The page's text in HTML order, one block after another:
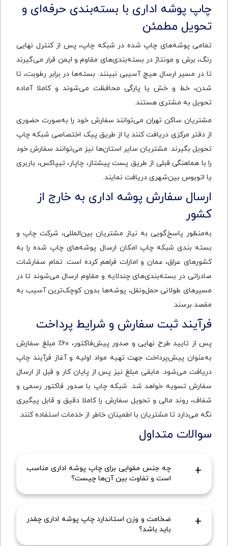
چاپ پوشه اداری با بسته‌بندی حرفه‌ای و
تحویل مطمئن
تمامی پوشه‌های چاپ شده در شبکه چاپ، پس از کنترل نهایی
رنگ، برش و مونتاژ در بسته‌بندی‌های مقاوم و ایمن قرار می‌گیرند
تا در مسیر ارسال هیچ آسیبی نبینند. بسته‌ها در برابر رطوبت، تا
شدن، خط و خش یا پارگی محافظت می‌شوند و کاملا آماده
تحویل به مشتری هستند.
مشتریان ساکن تهران می‌توانند سفارش خود را به‌صورت حضوری
از دفتر مرکزی دریافت کنند یا از طریق پیک اختصاصی شبکه چاپ
تحویل بگیرند. مشتریان سایر استان‌ها نیز می‌توانند سفارش خود
را با هماهنگی قبلی از طریق پست پیشتاز، چاپار، تیپاکس، باربری
یا اتوبوس بین‌شهری دریافت نمایند.
ارسال سفارش پوشه اداری به خارج از
کشور
به‌منظور پاسخ‌گویی به نیاز مشتریان بین‌المللی، شرکت چاپ و
بسته بندی شبکه چاپ امکان ارسال پوشه‌های چاپ‌ شده را به
کشورهای عراق، عمان و امارات فراهم کرده است. تمام سفارشات
صادراتی در بسته‌بندی‌های چندلایه و مقاوم ارسال می‌شوند تا در
مسیرهای طولانی حمل‌ونقل، پوشه‌ها بدون کوچک‌ترین آسیب به
مقصد برسند.
فرآیند ثبت سفارش و شرایط پرداخت
پس از تایید طرح نهایی و صدور پیش‌فاکتور، ۶۰٪ مبلغ سفارش
به‌عنوان پیش‌پرداخت جهت تهیه مواد اولیه و آغاز فرآیند چاپ
دریافت می‌شود. مابقی مبلغ نیز پس از پایان کار و قبل از ارسال
سفارش تسویه خواهد شد. شبکه چاپ با صدور فاکتور رسمی و
شفاف، روند مالی و تحویل سفارش را کاملا دقیق و قابل پیگیری
نگه می‌دارد تا مشتریان با اطمینان خاطر از خدمات استفاده کنند.
سوالات متداول
چه جنس مقوایی برای چاپ پوشه اداری مناسب
است و تفاوت بین آن‌ها چیست؟
چاپ پوشه اداری در شبکه چاپ از کاغذ با گرماژ 100 گرم به
هم جلوه حرفه‌ای ایجاد کنند. مقوای کرافت طبیعی و ضخیم
برای ظاهر رسمی و مقاوم مناسب است، اما چاپ رنگی روی
ضخامت و وزن استاندارد چاپ پوشه اداری چقدر
باید باشد؟